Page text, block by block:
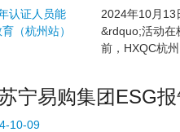
2024年10月13
&rdquo;活动在
前，HXQC杭州
宁易购集团ESG
10-09